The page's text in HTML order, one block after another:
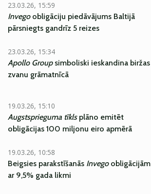
23.03.26, 15:59
Invegoobligāciju piedāvājums Baltijā
pārsniegts gandrīz 5 reizes
23.03.26, 15:34
Apollo Groupsimboliski ieskandina biržas
zvanu grāmatnīcā
19.03.26, 15:10
Augstsprieguma tīklsplāno emitēt
obligācijas 100 miljonu eiro apmērā
19.03.26, 10:58
Beigsies parakstīšanās Invego obligācijām
ar 9,5% gada likmi